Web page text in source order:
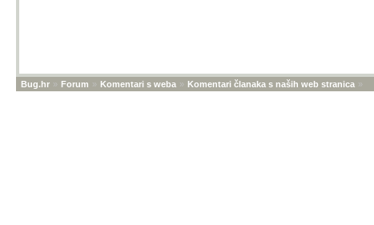
Bug.hr » Forum » Komentari s weba » Komentari članaka s naših web stranica »